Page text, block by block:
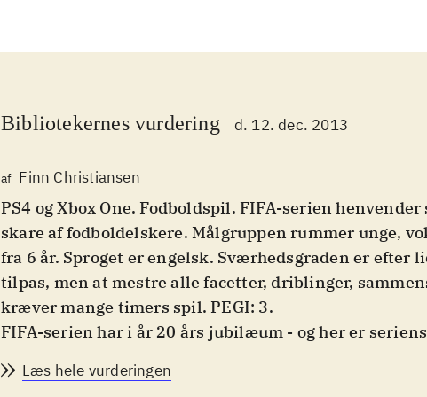
Bibliotekernes vurdering d. 12. dec. 2013
af Finn Christiansen
PS4 og Xbox One. Fodboldspil. FIFA-serien
skare af fodboldelskere. Målgruppen rummer unge,
fra 6 år. Sproget er engelsk. Sværhedsgraden er efter
tilpas, men at mestre alle facetter, driblinger,
kræver mange timers spil. PEGI: 3.
FIFA-serien har i år 20 års jubilæum - og her er
13. For mange fans af serien er det, der betyder
Læs hele vurderingen